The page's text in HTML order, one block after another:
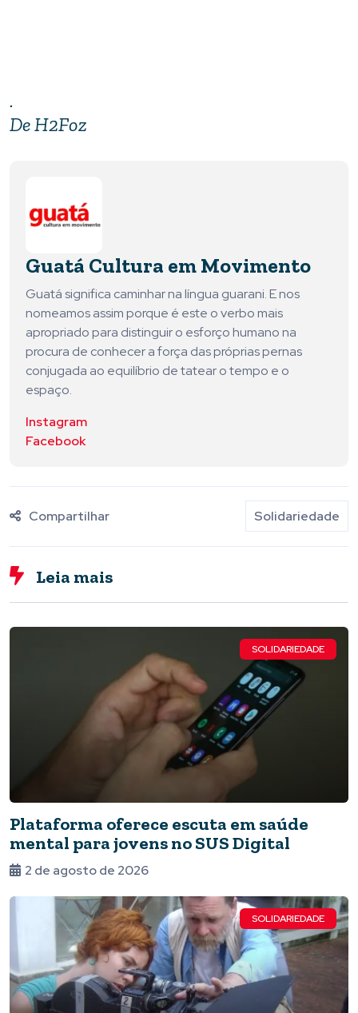
.
De H2Foz
Guatá Cultura em Movimento
Guatá significa caminhar na língua guarani. E nos
nomeamos assim porque é este o verbo mais
apropriado para distinguir o esforço humano na
procura de conhecer a força das próprias pernas
conjugada ao equilíbrio de tatear o tempo e o
espaço.
Instagram
Facebook
Compartilhar Solidariedade
Leia mais
SOLIDARIEDADE
Plataforma oferece escuta em saúde
mental para jovens no SUS Digital
2 de agosto de 2026
SOLIDARIEDADE